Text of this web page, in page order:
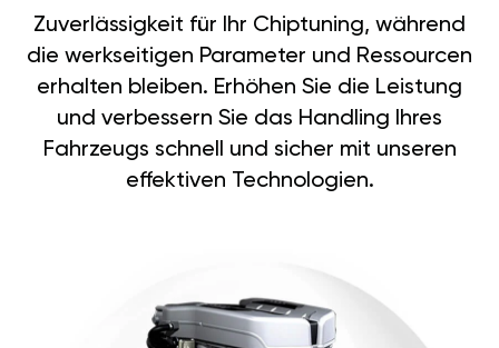
Zuverlässigkeit für Ihr Chiptuning, während
die werkseitigen Parameter und Ressourcen
erhalten bleiben. Erhöhen Sie die Leistung
und verbessern Sie das Handling Ihres
Fahrzeugs schnell und sicher mit unseren
effektiven Technologien.